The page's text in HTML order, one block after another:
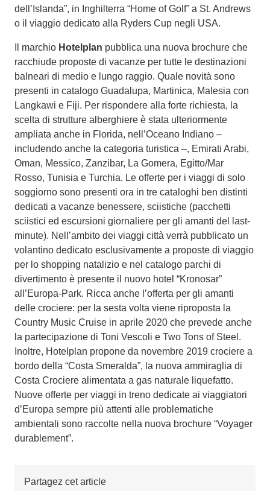
dell’Islanda”, in Inghilterra “Home of Golf” a St. Andrews
o il viaggio dedicato alla Ryders Cup negli USA.
Il marchio Hotelplan pubblica una nuova brochure che
racchiude proposte di vacanze per tutte le destinazioni
balneari di medio e lungo raggio. Quale novità sono
presenti in catalogo Guadalupa, Martinica, Malesia con
Langkawi e Fiji. Per rispondere alla forte richiesta, la
scelta di strutture alberghiere è stata ulteriormente
ampliata anche in Florida, nell’Oceano Indiano –
includendo anche la categoria turistica –, Emirati Arabi,
Oman, Messico, Zanzibar, La Gomera, Egitto/Mar
Rosso, Tunisia e Turchia. Le offerte per i viaggi di solo
soggiorno sono presenti ora in tre cataloghi ben distinti
dedicati a vacanze benessere, sciistiche (pacchetti
sciistici ed escursioni giornaliere per gli amanti del last-
minute). Nell’ambito dei viaggi città verrà pubblicato un
volantino dedicato esclusivamente a proposte di viaggio
per lo shopping natalizio e nel catalogo parchi di
divertimento è presente il nuovo hotel “Kronosar”
all’Europa-Park. Ricca anche l’offerta per gli amanti
delle crociere: per la sesta volta viene riproposta la
Country Music Cruise in aprile 2020 che prevede anche
la partecipazione di Toni Vescoli e Two Tons of Steel.
Inoltre, Hotelplan propone da novembre 2019 crociere a
bordo della “Costa Smeralda”, la nuova ammiraglia di
Costa Crociere alimentata a gas naturale liquefatto.
Nuove offerte per viaggi in treno dedicate ai viaggiatori
d’Europa sempre più attenti alle problematiche
ambientali sono raccolte nella nuova brochure “Voyager
durablement”.
Partagez cet article